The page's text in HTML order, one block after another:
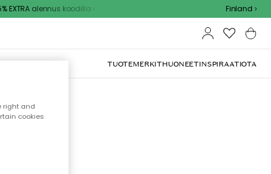
EXTRA alennus koodilla Finland
TUOTEMERKITHUONEETINSPIRAATIOTA
right and
cookies